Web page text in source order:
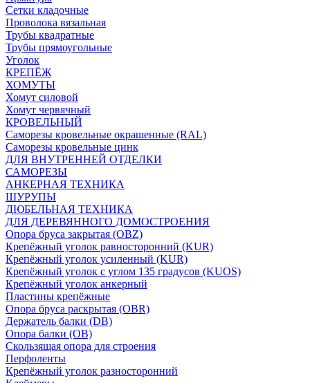
Сетки кладочные
Проволока вязальная
Трубы квадратные
Трубы прямоугольные
Уголок
КРЕПЁЖ
ХОМУТЫ
Хомут силовой
Хомут червячный
КРОВЕЛЬНЫЙ
Саморезы кровельные окрашенные (RAL)
Саморезы кровельные цинк
ДЛЯ ВНУТРЕННЕЙ ОТДЕЛКИ
САМОРЕЗЫ
АНКЕРНАЯ ТЕХНИКА
ШУРУПЫ
ДЮБЕЛЬНАЯ ТЕХНИКА
ДЛЯ ДЕРЕВЯННОГО ДОМОСТРОЕНИЯ
Опора бруса закрытая (OBZ)
Крепёжный уголок равносторонний (KUR)
Крепёжный уголок усиленный (KUR)
Крепёжный уголок с углом 135 градусов (KUOS)
Крепёжный уголок анкерный
Пластины крепёжные
Опора бруса раскрытая (OBR)
Держатель балки (DB)
Опора балки (ОВ)
Скользящая опора для строения
Перфоленты
Крепёжный уголок разносторонний